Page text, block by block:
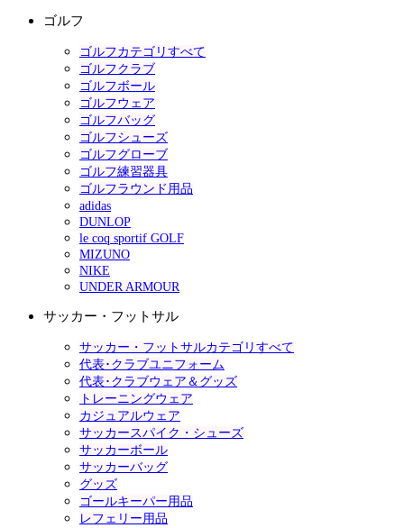
ゴルフ
ゴルフカテゴリすべて
ゴルフクラブ
ゴルフボール
ゴルフウェア
ゴルフバッグ
ゴルフシューズ
ゴルフグローブ
ゴルフ練習器具
ゴルフラウンド用品
adidas
DUNLOP
le coq sportif GOLF
MIZUNO
NIKE
UNDER ARMOUR
サッカー・フットサル
サッカー・フットサルカテゴリすべて
代表･クラブユニフォーム
代表･クラブウェア＆グッズ
トレーニングウェア
カジュアルウェア
サッカースパイク・シューズ
サッカーボール
サッカーバッグ
グッズ
ゴールキーパー用品
レフェリー用品